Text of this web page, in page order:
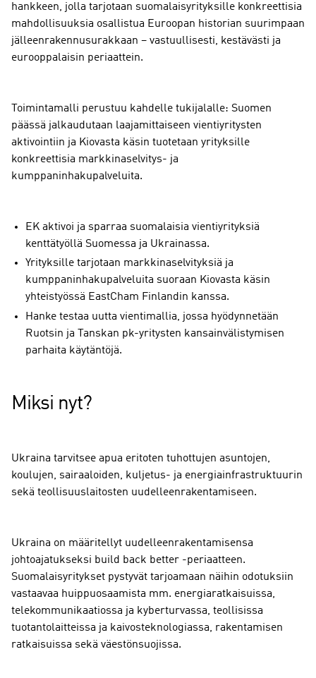
hankkeen, jolla tarjotaan suomalaisyrityksille konkreettisia
mahdollisuuksia osallistua Euroopan historian suurimpaan
jälleenrakennusurakkaan – vastuullisesti, kestävästi ja
eurooppalaisin periaattein.
Toimintamalli perustuu kahdelle tukijalalle: Suomen
päässä jalkaudutaan laajamittaiseen vientiyritysten
aktivointiin ja Kiovasta käsin tuotetaan yrityksille
konkreettisia markkinaselvitys- ja
kumppaninhakupalveluita.
EK aktivoi ja sparraa suomalaisia vientiyrityksiä
kenttätyöllä Suomessa ja Ukrainassa.
Yrityksille tarjotaan markkinaselvityksiä ja
kumppaninhakupalveluita suoraan Kiovasta käsin
yhteistyössä EastCham Finlandin kanssa.
Hanke testaa uutta vientimallia, jossa hyödynnetään
Ruotsin ja Tanskan pk-yritysten kansainvälistymisen
parhaita käytäntöjä.
Miksi nyt?
Ukraina tarvitsee apua eritoten tuhottujen asuntojen,
koulujen, sairaaloiden, kuljetus- ja energiainfrastruktuurin
sekä teollisuuslaitosten uudelleenrakentamiseen.
Ukraina on määritellyt uudelleenrakentamisensa
johtoajatukseksi build back better -periaatteen.
Suomalaisyritykset pystyvät tarjoamaan näihin odotuksiin
vastaavaa huippuosaamista mm. energiaratkaisuissa,
telekommunikaatiossa ja kyberturvassa, teollisissa
tuotantolaitteissa ja kaivosteknologiassa, rakentamisen
ratkaisuissa sekä väestönsuojissa.